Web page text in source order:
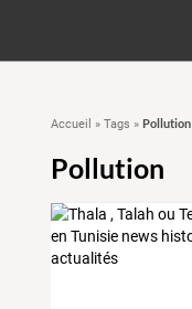
Accueil » Tags » Pollution
Pollution